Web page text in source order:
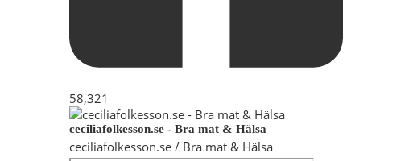
58,321
ceciliafolkesson.se - Bra mat & Hälsa
ceciliafolkesson.se / Bra mat & Hälsa